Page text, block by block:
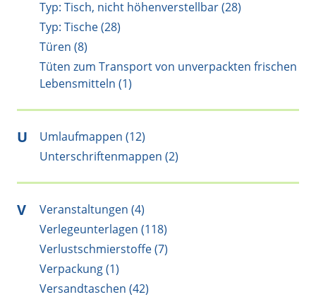
Typ: Tisch, nicht höhenverstellbar (28)
Typ: Tische (28)
Türen (8)
Tüten zum Transport von unverpackten frischen
Lebensmitteln (1)
U
Umlaufmappen (12)
Unterschriftenmappen (2)
V
Veranstaltungen (4)
Verlegeunterlagen (118)
Verlustschmierstoffe (7)
Verpackung (1)
Versandtaschen (42)